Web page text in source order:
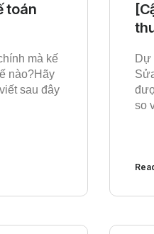
toán
mà kế
nào?Hãy
sau đây
Dự
so